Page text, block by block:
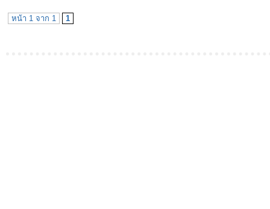
หน้า 1 จาก 1 1